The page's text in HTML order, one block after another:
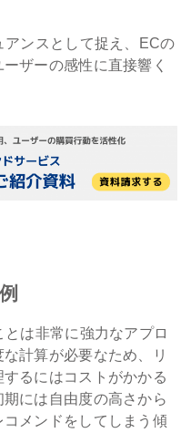
ンスとして捉え、ECの
ザーの感性に直接響く
は非常に強力なアプロ
計算が必要なため、リ
るにはコストがかかる
には自由度の高さから
メンドをしてしまう傾